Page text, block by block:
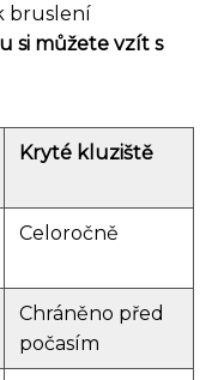
bruslení
si můžete vzít s
Kryté kluziště
Celoročně
Chráněno před
počasím